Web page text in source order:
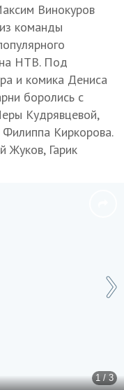
Винокуров
команды
НТВ. Под
и комика Дениса
боролись с
Кудрявцевой,
Киркорова.
Жуков, Гарик
1 / 3